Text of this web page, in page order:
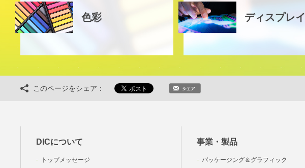
色彩 ディスプレイ
このページをシェア：
DICについて
トップメッセージ
事業・製品
パッケージング＆グラフィック